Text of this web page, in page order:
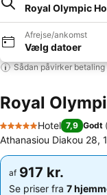
Royal Olympic
Afrejse/ankomst
Vælg datoer
Sådan påvirker
Royal
5 Stjerner
Hotel 7,9 Godt (
Athanasiou Diakou 28,
af 917 kr.
Se priser fra 7
af 917 kr.
Se priser fra 7